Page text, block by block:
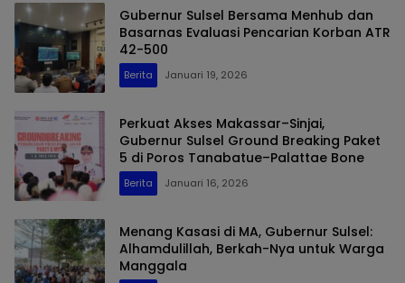
Gubernur Sulsel Bersama Menhub dan
Basarnas Evaluasi Pencarian Korban ATR
42-500
Berita Januari 19, 2026
Perkuat Akses Makassar–Sinjai,
Gubernur Sulsel Ground Breaking Paket
5 di Poros Tanabatue–Palattae Bone
Berita Januari 16, 2026
Menang Kasasi di MA, Gubernur Sulsel:
Alhamdulillah, Berkah-Nya untuk Warga
Manggala